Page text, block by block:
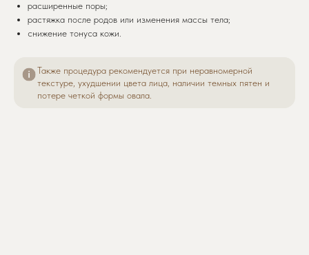
расширенные поры;
растяжка после родов или изменения массы тела;
снижение тонуса кожи.
Также процедура рекомендуется при неравномерной
текстуре, ухудшении цвета лица, наличии темных пятен и
потере четкой формы овала.